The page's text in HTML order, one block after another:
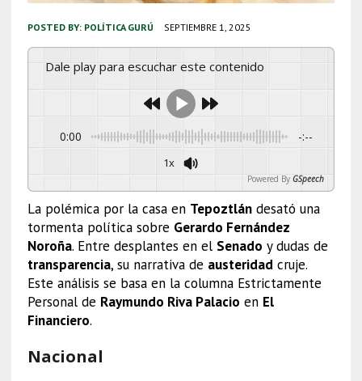
POSTED BY: POLÍTICA GURÚ SEPTIEMBRE 1, 2025
Dale play para escuchar este contenido
0:00 -:--
1x
Powered By GSpeech
La polémica por la casa en Tepoztlándesató una
tormenta política sobre Gerardo Fernández
Noroña. Entre desplantes en el Senado y dudas de
transparencia, su narrativa de austeridadcruje.
Este análisis se basa en la columna Estrictamente
Personal de Raymundo Riva Palacio en El
Financiero.
Nacional